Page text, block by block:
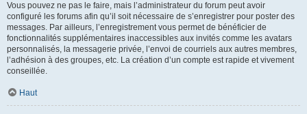
Vous pouvez ne pas le faire, mais l’administrateur du forum peut avoir
configuré les forums afin qu’il soit nécessaire de s’enregistrer pour poster des
messages. Par ailleurs, l’enregistrement vous permet de bénéficier de
fonctionnalités supplémentaires inaccessibles aux invités comme les avatars
personnalisés, la messagerie privée, l’envoi de courriels aux autres membres,
l’adhésion à des groupes, etc. La création d’un compte est rapide et vivement
conseillée.
Haut